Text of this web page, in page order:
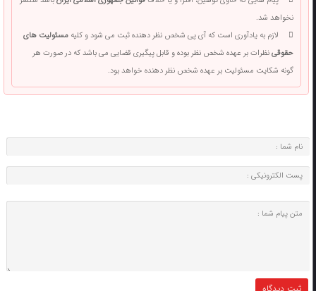
نخواهد شد.
لازم به یادآوری است که آی پی شخص نظر دهنده ثبت می شود و کلیهمسئولیت های
حقوقینظرات بر عهده شخص نظر بوده و قابل پیگیری قضایی می باشد که در صورت هر
گونه شکایت مسئولیت بر عهده شخص نظر دهنده خواهد بود.